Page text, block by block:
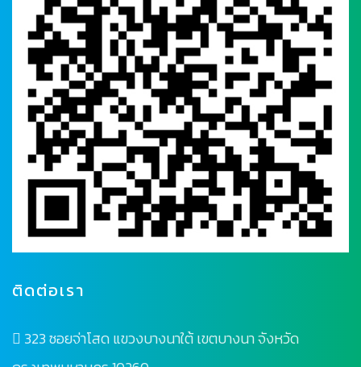
ติดต่อเรา
323 ซอยจ่าโสด แขวงบางนาใต้ เขตบางนา จังหวัด